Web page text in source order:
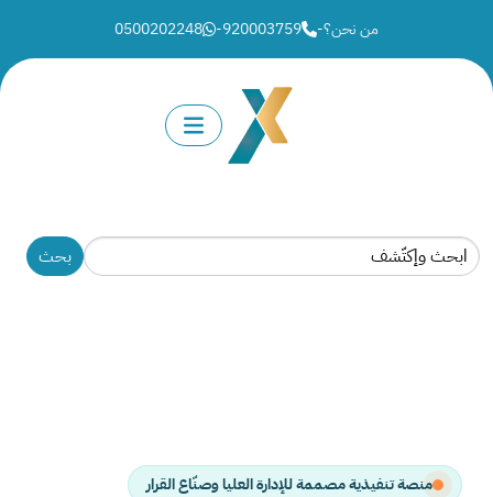
من نحن؟-
920003759
-
0500202248
منصة تنفيذية مصممة للإدارة العليا وصنّاع القرار